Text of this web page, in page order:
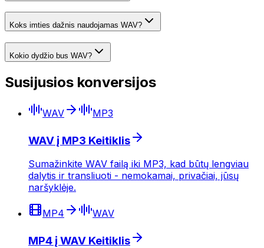
Koks imties dažnis naudojamas WAV?
Kokio dydžio bus WAV?
Susijusios konversijos
WAV MP3
WAV į MP3 Keitiklis
Sumažinkite WAV failą iki MP3, kad būtų lengviau
dalytis ir transliuoti - nemokamai, privačiai, jūsų
naršyklėje.
MP4 WAV
MP4 į WAV Keitiklis